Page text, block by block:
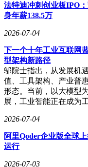
法特迪冲刺创业板IPO
身年薪138.5万
2026-07-04
下一个十年工业互联网
型架构新路径
邬院士指出，从发展机
值、工具架构、产业普
形态。当前，以大模型
展，工业智能正在成为
2026-07-04
阿里Qoder企业版全球
运行
2026-07-03